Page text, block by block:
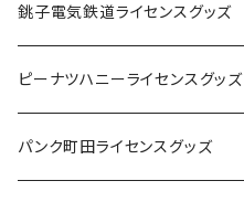
Tシャツ
キャップ
ステッカー
銚子電気鉄道ライセンスグッズ
ステッカー
缶バッジ
ピーナツハニーライセンスグッズ
Tシャツ
パンク町田ライセンスグッズ